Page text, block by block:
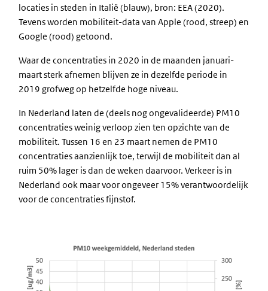
locaties in steden in Italië (blauw), bron: EEA (2020).
Tevens worden mobiliteit-data van Apple (rood, streep) en
Google (rood) getoond.
Waar de concentraties in 2020 in de maanden januari-
maart sterk afnemen blijven ze in dezelfde periode in
2019 grofweg op hetzelfde hoge niveau.
In Nederland laten de (deels nog ongevalideerde) PM10
concentraties weinig verloop zien ten opzichte van de
mobiliteit. Tussen 16 en 23 maart nemen de PM10
concentraties aanzienlijk toe, terwijl de mobiliteit dan al
ruim 50% lager is dan de weken daarvoor. Verkeer is in
Nederland ook maar voor ongeveer 15% verantwoordelijk
voor de concentraties fijnstof.